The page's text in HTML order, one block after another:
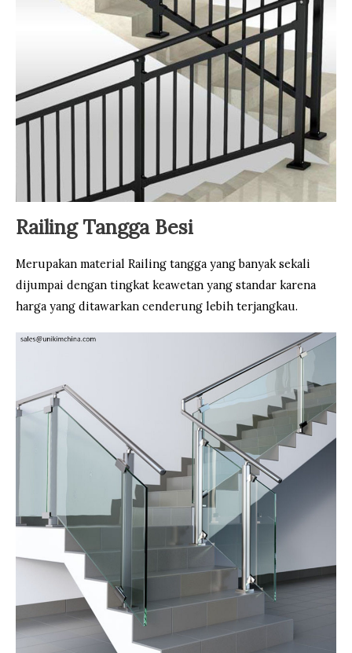
Railing Tangga Besi
Merupakan material Railing tangga yang banyak sekali
dijumpai dengan tingkat keawetan yang standar karena
harga yang ditawarkan cenderung lebih terjangkau.